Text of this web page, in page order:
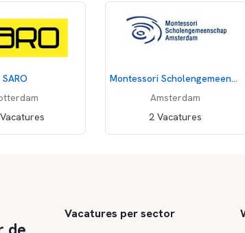
SARO
Montessori Scholengemeenschap Amsterdam
Amsterdam
2 Vacatures
Wil
Vacatures per sector